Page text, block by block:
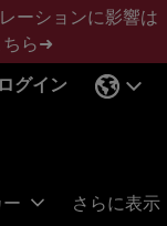
ーションに影響は
ちら➜
ログイン
ー さらに表示